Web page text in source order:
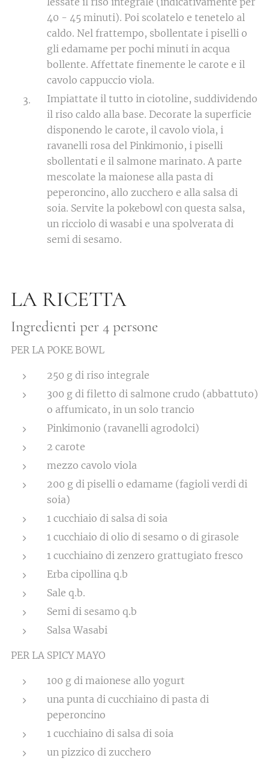
40 - 45 minuti). Poi scolatelo e tenetelo al
caldo. Nel frattempo, sbollentate i piselli o
gli edamame per pochi minuti in acqua
bollente. Affettate finemente le carote e il
cavolo cappuccio viola.
Impiattate il tutto in ciotoline, suddividendo
il riso caldo alla base. Decorate la superficie
disponendo le carote, il cavolo viola, i
ravanelli rosa del Pinkimonio, i piselli
sbollentati e il salmone marinato. A parte
mescolate la maionese alla pasta di
peperoncino, allo zucchero e alla salsa di
soia. Servite la pokebowl con questa salsa,
un ricciolo di wasabi e una spolverata di
semi di sesamo.
LA RICETTA
Ingredienti per 4 persone
PER LA POKE BOWL
250 g di riso integrale
300 g di filetto di salmone crudo (abbattuto)
o affumicato, in un solo trancio
Pinkimonio (ravanelli agrodolci)
2 carote
mezzo cavolo viola
200 g di piselli o edamame (fagioli verdi di
soia)
1 cucchiaio di salsa di soia
1 cucchiaio di olio di sesamo o di girasole
1 cucchiaino di zenzero grattugiato fresco
Erba cipollina q.b
Sale q.b.
Semi di sesamo q.b
Salsa Wasabi
PER LA SPICY MAYO
100 g di maionese allo yogurt
una punta di cucchiaino di pasta di
peperoncino
1 cucchiaino di salsa di soia
un pizzico di zucchero